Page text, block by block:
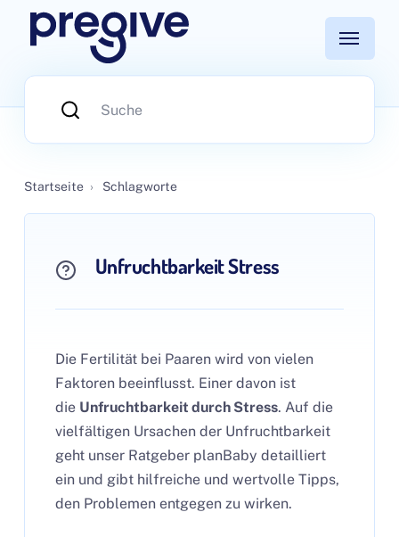
Startseite › Schlagworte
Unfruchtbarkeit Stress
Die Fertilität bei Paaren wird von vielen
Faktoren beeinflusst. Einer davon ist
die Unfruchtbarkeit durch Stress. Auf die
vielfältigen Ursachen der Unfruchtbarkeit
geht unser Ratgeber planBaby detailliert
ein und gibt hilfreiche und wertvolle Tipps,
den Problemen entgegen zu wirken.